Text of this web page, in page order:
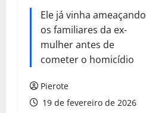
Ele já vinha ameaçando
os familiares da ex-
mulher antes de
cometer o homicídio
Pierote
19 de fevereiro de 2026